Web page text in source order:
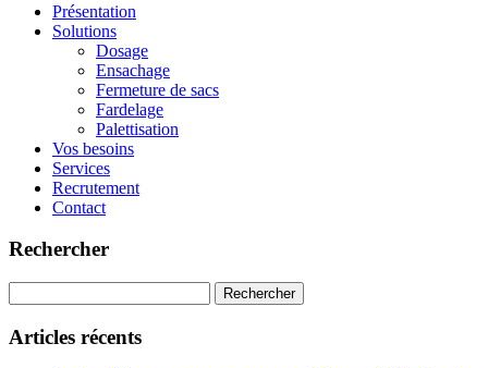
Présentation
Solutions
Dosage
Ensachage
Fermeture de sacs
Fardelage
Palettisation
Vos besoins
Services
Recrutement
Contact
Rechercher
Articles récents